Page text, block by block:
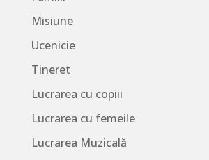
Misiune
Ucenicie
Tineret
Lucrarea cu copiii
Lucrarea cu femeile
Lucrarea Muzicală